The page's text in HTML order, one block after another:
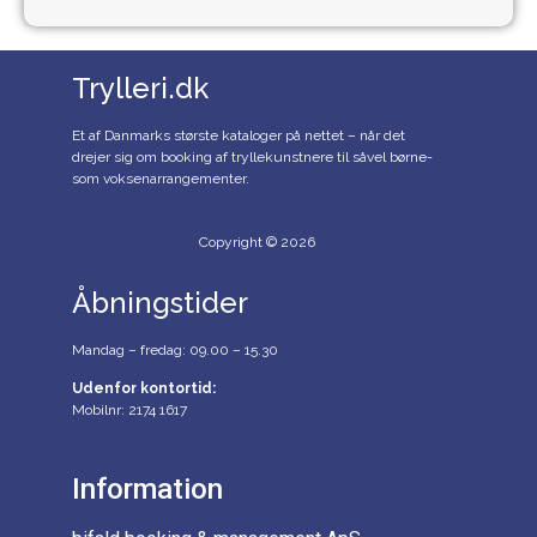
Trylleri.dk
Et af Danmarks største kataloger på nettet – når det
drejer sig om booking af tryllekunstnere til såvel børne-
som voksenarrangementer.
Copyright © 2026
Åbningstider
Mandag – fredag: 09.00 – 15.30
Udenfor kontortid:
Mobilnr: 2174 1617
Information